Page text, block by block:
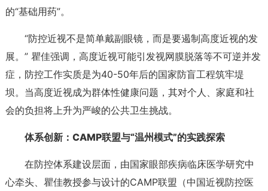
的“基础用药”。
“防控近视不是简单戴副眼镜，而是要遏制高度近视的发
展。” 瞿佳强调，高度近视可能引发视网膜脱落等不可逆并发
症，防控工作实质是为40-50年后的国家防盲工程筑牢堤
坝。当高度近视成为群体性健康问题，其对个人、家庭和社
会的负担将上升为严峻的公共卫生挑战。
体系创新：CAMP联盟与“温州模式”的实践探索
在防控体系建设层面，由国家眼部疾病临床医学研究中
心牵头、瞿佳教授参与设计的CAMP联盟（中国近视防控医